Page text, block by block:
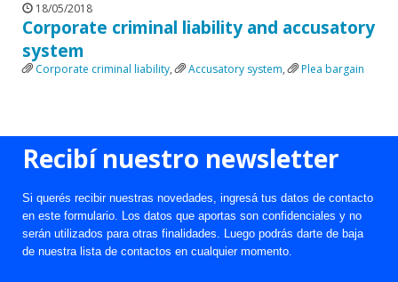
18/05/2018
Corporate criminal liability and accusatory
system
Corporate criminal liability, Accusatory system, Plea bargain
Recibí nuestro newsletter
Si querés recibir nuestras novedades, ingresá tus datos de contacto
en este formulario. Los datos que aportas son confidenciales y no
serán utilizados para otras finalidades. Luego podrás darte de baja
de nuestra lista de contactos en cualquier momento.